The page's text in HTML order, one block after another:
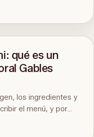
y un ambiente
qué es un
Gables
los ingredientes y
el menú, y por
Coffee + Cowork